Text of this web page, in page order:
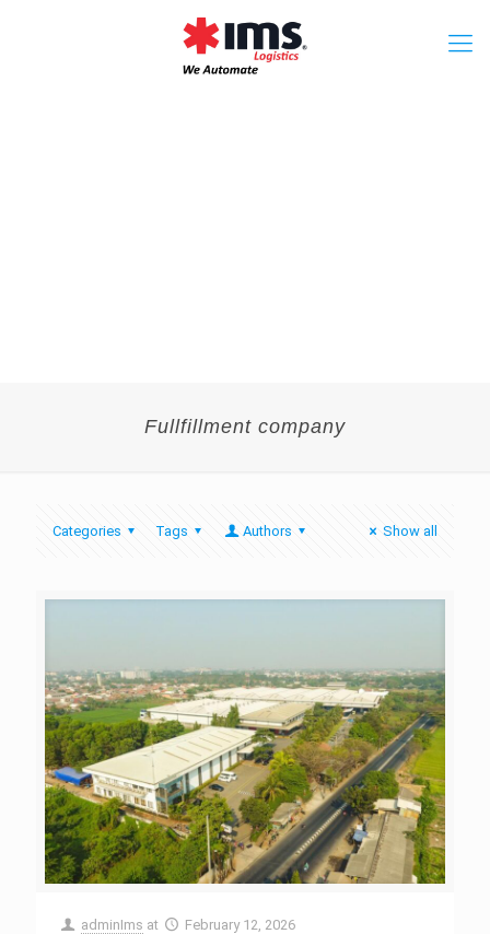
Fullfillment company
Categories Tags Authors Show all
adminIms at February 12, 2026